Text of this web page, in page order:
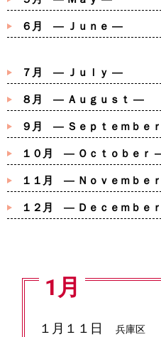
６月 ― Ｊｕｎｅ ―
７月 ― Ｊｕｌｙ ―
８月 ― Ａｕｇｕｓｔ ―
９月 ― Ｓｅｐｔｅｍｂｅ
１０月 ― Ｏｃｔｏｂｅｒ
１１月 ― Ｎｏｖｅｍｂｅ
１２月 ― Ｄｅｃｅｍｂｅ
1月
１月１１日
兵庫区